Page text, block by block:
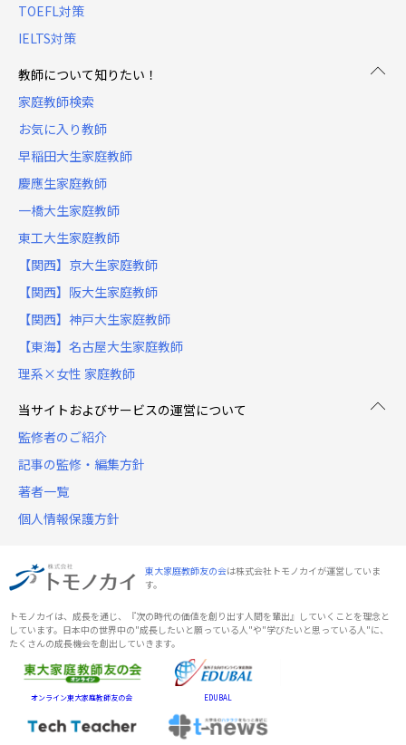
TOEFL対策
IELTS対策
教師について知りたい！
家庭教師検索
お気に入り教師
早稲田大生家庭教師
慶應生家庭教師
一橋大生家庭教師
東工大生家庭教師
【関西】京大生家庭教師
【関西】阪大生家庭教師
【関西】神戸大生家庭教師
【東海】名古屋大生家庭教師
理系×女性 家庭教師
当サイトおよびサービスの運営について
監修者のご紹介
記事の監修・編集方針
著者一覧
個人情報保護方針
東大家庭教師友の会は株式会社トモノカイが運営していま
す。
トモノカイは、成長を通じ、『次の時代の価値を創り出す人間を輩出』していくことを理念と
しています。日本中の世界中の"成長したいと願っている人"や"学びたいと思っている人"に、
たくさんの成長機会を創出していきます。
オンライン東大家庭教師友の会 EDUBAL